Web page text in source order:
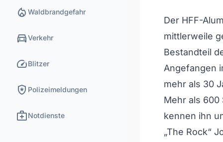
local_fire_department Waldbrandgefahr
directions_carVerkehr
speedBlitzer
local_police Polizeimeldungen
medical_servicesNotdienste
Der HFF-
mittlerweile
Bestandteil
Angefangen
mehr als 30
Mehr als 600
kennen ihn
„The Rock“